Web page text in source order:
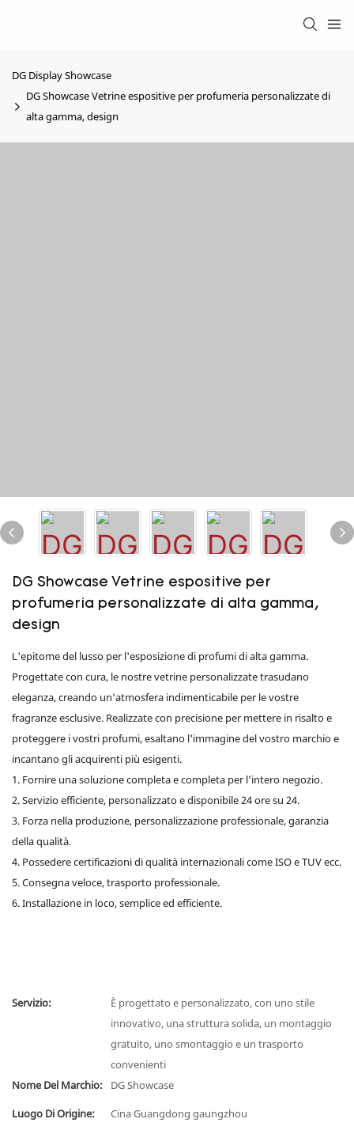
DG Display Showcase
DG Showcase Vetrine espositive per profumeria personalizzate di
alta gamma, design
DG Showcase Vetrine espositive per
profumeria personalizzate di alta gamma,
design
L'epitome del lusso per l'esposizione di profumi di alta gamma.
Progettate con cura, le nostre vetrine personalizzate trasudano
eleganza, creando un'atmosfera indimenticabile per le vostre
fragranze esclusive. Realizzate con precisione per mettere in risalto e
proteggere i vostri profumi, esaltano l'immagine del vostro marchio e
incantano gli acquirenti più esigenti.
1. Fornire una soluzione completa e completa per l'intero negozio.
2. Servizio efficiente, personalizzato e disponibile 24 ore su 24.
3. Forza nella produzione, personalizzazione professionale, garanzia
della qualità.
4. Possedere certificazioni di qualità internazionali come ISO e TUV ecc.
5. Consegna veloce, trasporto professionale.
6. Installazione in loco, semplice ed efficiente.
Servizio:
È progettato e personalizzato, con uno stile
innovativo, una struttura solida, un montaggio
gratuito, uno smontaggio e un trasporto
convenienti
Nome Del Marchio:
DG Showcase
Luogo Di Origine:
Cina Guangdong gaungzhou